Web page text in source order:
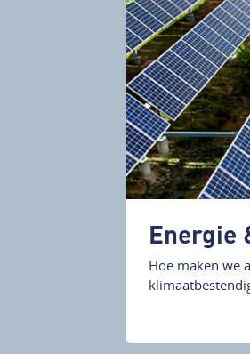
Energie
Hoe maken we